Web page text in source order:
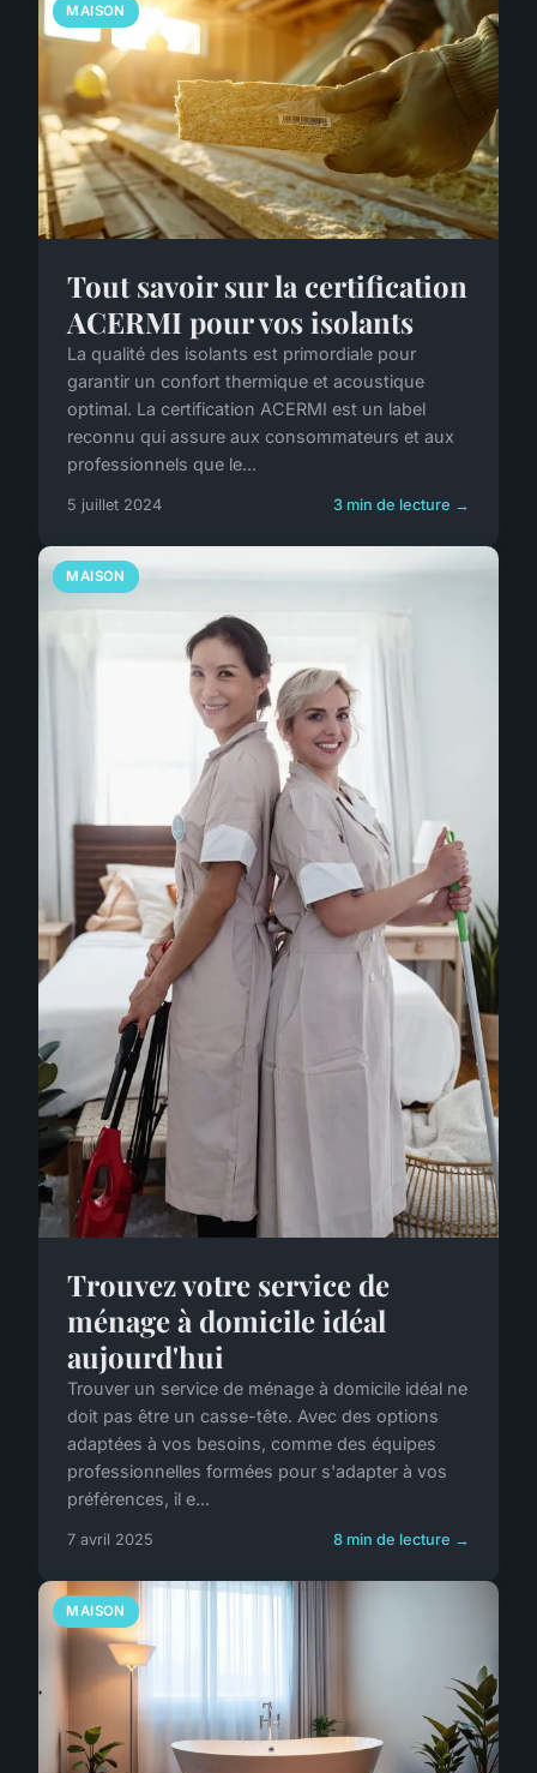
MAISON
Tout savoir sur la certification
ACERMI pour vos isolants
La qualité des isolants est primordiale pour
garantir un confort thermique et acoustique
optimal. La certification ACERMI est un label
reconnu qui assure aux consommateurs et aux
professionnels que le...
5 juillet 2024 3 min de lecture →
MAISON
Trouvez votre service de
ménage à domicile idéal
aujourd'hui
Trouver un service de ménage à domicile idéal ne
doit pas être un casse-tête. Avec des options
adaptées à vos besoins, comme des équipes
professionnelles formées pour s'adapter à vos
préférences, il e...
7 avril 2025 8 min de lecture →
MAISON